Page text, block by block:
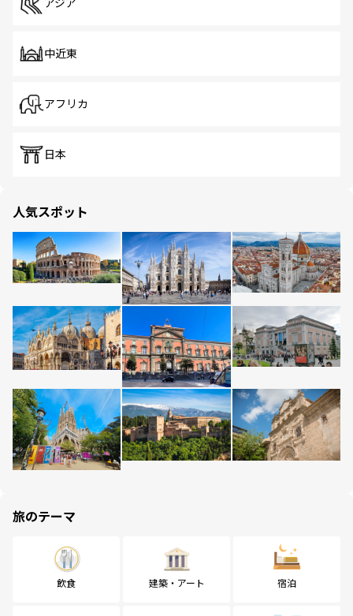
アジア
中近東
アフリカ
日本
人気スポット
旅のテーマ
飲食 建築・アート 宿泊